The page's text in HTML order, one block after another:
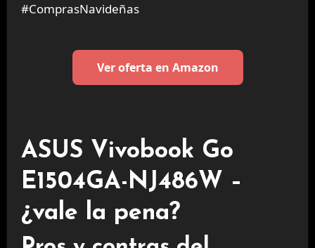
#ComprasNavideñas
Ver oferta en Amazon
ASUS Vivobook Go
E1504GA-NJ486W –
¿vale la pena?